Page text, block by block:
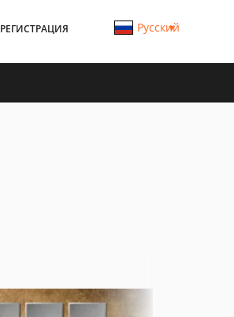
РЕГИСТРАЦИЯ Русский